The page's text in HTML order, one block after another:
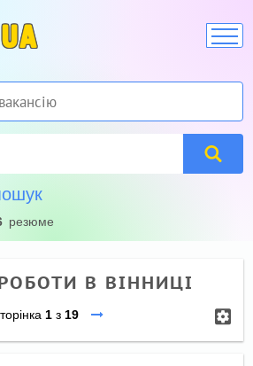
резюме
В ВІННИЦІ
1з 19